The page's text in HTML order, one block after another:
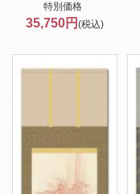
特別価格
35,750円(税込)